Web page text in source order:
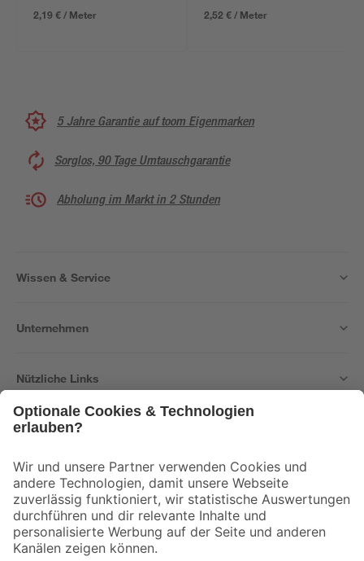
2,19 € / Meter 2,52 € / Meter
5 Jahre Garantie auf toom Eigenmarken
Sorglos, 90 Tage Umtauschgarantie
Abholung im Markt in 2 Stunden
Wissen & Service
Unternehmen
Nützliche Links
Der toom Newsletter: Keine Angebote und Aktionen mehr verpassen!
Zur Newsletter Anmeldung
Folge uns